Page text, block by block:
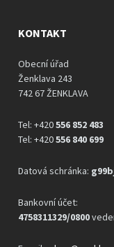
KONTAKT
Obecní úřad
Ženklava 243
742 67 ŽENKLAVA
Tel: +420556 852 483
Tel: +420556 840 699
Datová schránka:
Bankovní účet:
4758311329/0800